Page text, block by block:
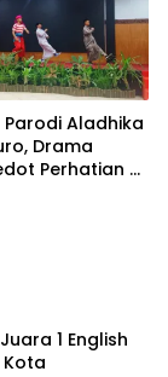
Aladhika
Drama
Perhatian di
1 English